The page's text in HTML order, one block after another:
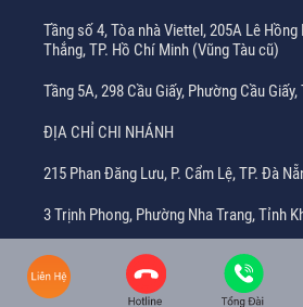
Tầng số 4, Tòa nhà Viettel, 205A Lê
Thắng, TP. Hồ Chí Minh (Vũng Tàu cũ)
Tầng 5A, 298 Cầu Giấy, Phường Cầu Giấy,
ĐỊA CHỈ CHI NHÁNH
215 Phan Đăng Lưu, P. Cẩm Lệ, TP. Đà
3 Trịnh Phong, Phường Nha Trang, Tỉnh